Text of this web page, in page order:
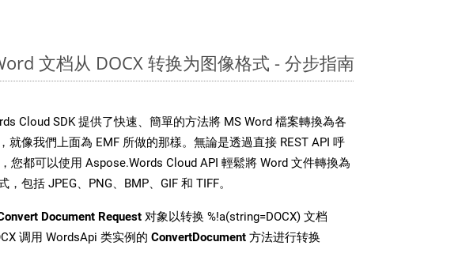
文档从 DOCX 转换为图像格式 - 分步指南
Cloud SDK 提供了快速、簡單的方法將 MS Word 檔案轉換為各
就像我們上面為 EMF 所做的那樣。無論是透過直接 REST API 呼
您都可以使用 Aspose.Words Cloud API 輕鬆將 Word 文件轉換為
，包括 JPEG、PNG、BMP、GIF 和 TIFF。
Document Request 对象以转换 %!a(string=DOCX) 文档
调用 WordsApi 类实例的 ConvertDocument 方法进行转换